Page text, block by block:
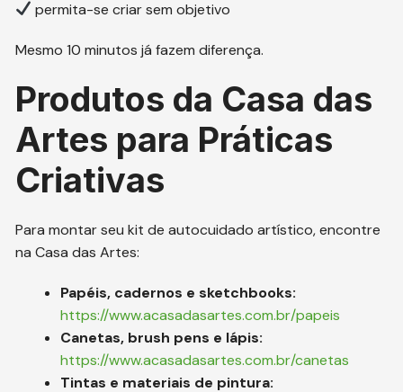
permita-se criar sem objetivo
Mesmo 10 minutos já fazem diferença.
Produtos da Casa das
Artes para Práticas
Criativas
Para montar seu kit de autocuidado artístico, encontre
na Casa das Artes:
Papéis, cadernos e sketchbooks:
https://www.acasadasartes.com.br/papeis
Canetas, brush pens e lápis:
https://www.acasadasartes.com.br/canetas
Tintas e materiais de pintura: